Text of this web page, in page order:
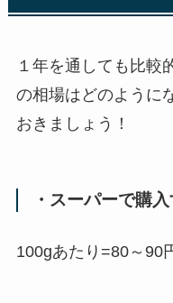
１年を通しても比較
の相場はどのように
おきましょう！
・スーパーで購
100gあたり =80～ 90